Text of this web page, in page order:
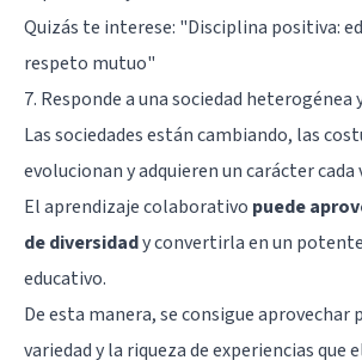
Quizás te interese: "Disciplina positiva:
respeto mutuo"
7. Responde a una sociedad
Las sociedades están cambiando, las
evolucionan y adquieren un carácter
El aprendizaje colaborativo puede
de diversidady convertirla en un
educativo.
De esta manera, se consigue
variedad y la riqueza de experiencias que